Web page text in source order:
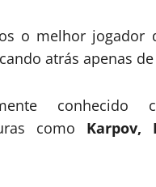
o melhor jogador
atrás apenas
conhecido
como Karpov,